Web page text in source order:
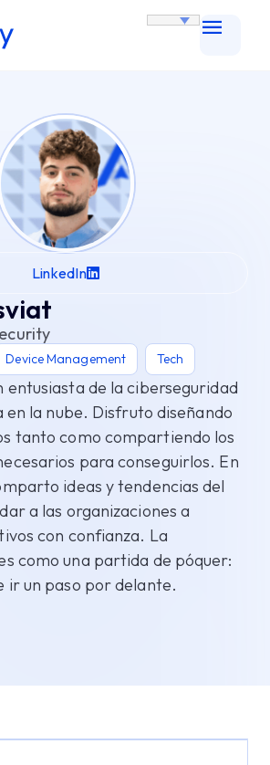
LinkedIn
Device Management Tech
entusiasta de la ciberseguridad
la nube. Disfruto diseñando
tanto como compartiendo los
para conseguirlos. En
ideas y tendencias del
a las organizaciones a
con confianza. La
como una partida de póquer:
ir un paso por delante.